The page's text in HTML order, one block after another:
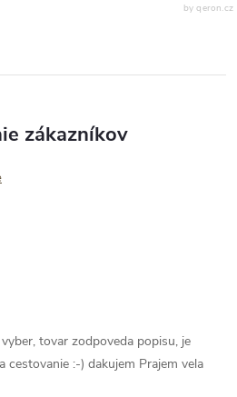
by qeron.cz
zákazníkov
tovar zodpoveda popisu, je
cestovanie :-) dakujem Prajem vela